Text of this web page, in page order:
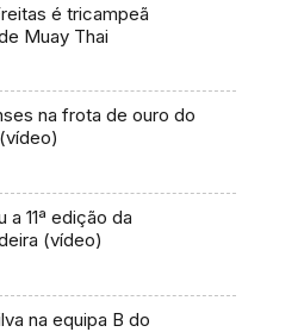
é tricampeã
Muay Thai
na frota de ouro do
a 11ª edição da
(vídeo)
na equipa B do